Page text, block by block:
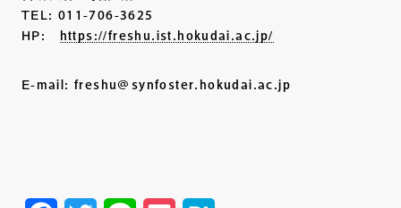
TEL: 011-706-3625
HP:
https://freshu.ist.hokudai.ac.jp/
E-mail: freshu@synfoster.hokudai.ac.jp